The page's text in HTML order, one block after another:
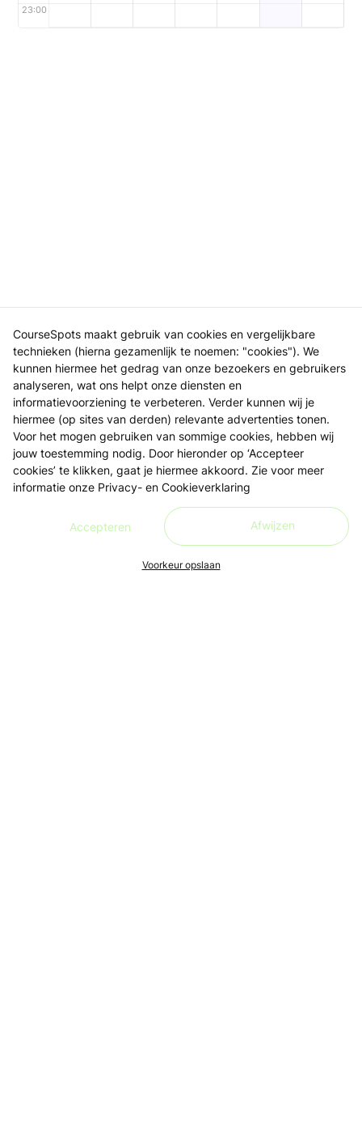
CourseSpots maakt gebruik van cookies en vergelijkbare
technieken (hierna gezamenlijk te noemen: "cookies"). We
kunnen hiermee het gedrag van onze bezoekers en gebruikers
analyseren, wat ons helpt onze diensten en
informatievoorziening te verbeteren. Verder kunnen wij je
hiermee (op sites van derden) relevante advertenties tonen.
Voor het mogen gebruiken van sommige cookies, hebben wij
jouw toestemming nodig. Door hieronder op ‘Accepteer
cookies’ te klikken, gaat je hiermee akkoord. Zie voor meer
informatie onze Privacy- en Cookieverklaring
Accepteren Afwijzen
Voorkeur opslaan
23:00